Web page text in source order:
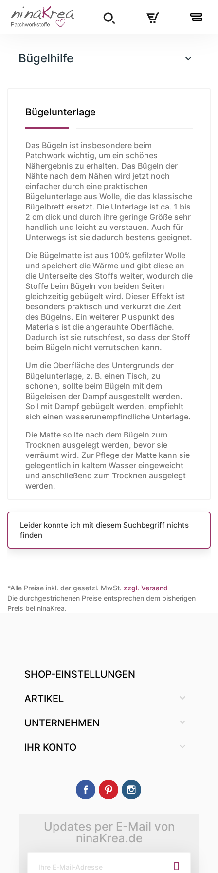
Bügelhilfe 
Bügelunterlage
Das Bügeln ist insbesondere beim
Patchwork wichtig, um ein schönes
Nähergebnis zu erhalten. Das Bügeln der
Nähte nach dem Nähen wird jetzt noch
einfacher durch eine praktischen
Bügelunterlage aus Wolle, die das klassische
Bügelbrett ersetzt. Die Unterlage ist ca. 1 bis
2 cm dick und durch ihre geringe Größe sehr
handlich und leicht zu verstauen. Auch für
Unterwegs ist sie dadurch bestens geeignet.
Die Bügelmatte ist aus 100% gefilzter Wolle
und speichert die Wärme und gibt diese an
die Unterseite des Stoffs weiter, wodurch die
Stoffe beim Bügeln von beiden Seiten
gleichzeitig gebügelt wird. Dieser Effekt ist
besonders praktisch und verkürzt die Zeit
des Bügelns. Ein weiterer Pluspunkt des
Materials ist die angerauhte Oberfläche.
Dadurch ist sie rutschfest, so dass der Stoff
beim Bügeln nicht verrutschen kann.
Um die Oberfläche des Untergrunds der
Bügelunterlage, z. B. einen Tisch, zu
schonen, sollte beim Bügeln mit dem
Bügeleisen der Dampf ausgestellt werden.
Soll mit Dampf gebügelt werden, empfiehlt
sich einen wasserunempfindliche Unterlage.
Die Matte sollte nach dem Bügeln zum
Trocknen ausgelegt werden, bevor sie
verräumt wird. Zur Pflege der Matte kann sie
gelegentlich in kaltem Wasser eingeweicht
und anschließend zum Trocknen ausgelegt
werden.
Leider konnte ich mit diesem Suchbegriff nichts
finden
*Alle Preise inkl. der gesetzl. MwSt. zzgl. Versand
Die durchgestrichenen Preise entsprechen dem bisherigen
Preis bei ninaKrea.
SHOP-EINSTELLUNGEN
ARTIKEL 
UNTERNEHMEN 
IHR KONTO 
FacebookPinterest
Updates per E-Mail von
ninaKrea.de